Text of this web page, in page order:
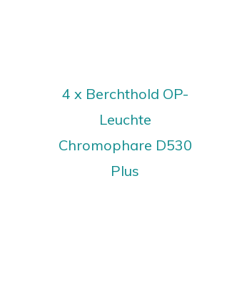
4 x Berchthold OP-
Leuchte
Chromophare D530
Plus